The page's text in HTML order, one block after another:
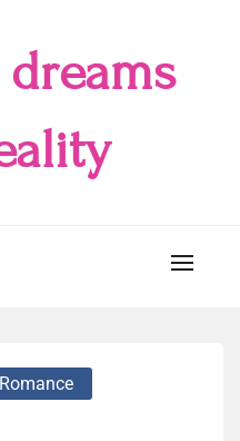
Romance